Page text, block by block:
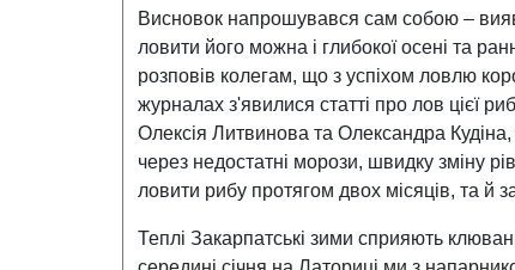
Висновок напрошувався сам собою –
ловити його можна і глибокої осені та
розповів колегам, що з успіхом ловлю
журналах з'явилися статті про лов цієї
Олексія Литвинова та Олександра
через недостатні морози, швидку зміну
ловити рибу протягом двох місяців, та й
Теплі Закарпатські зими сприяють